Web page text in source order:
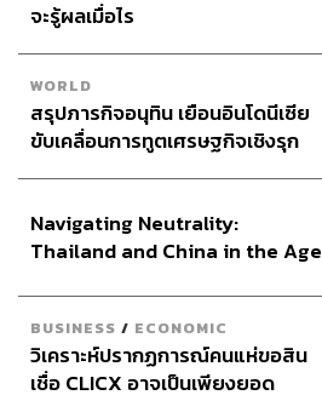
จะรู้ผลเมื่อไร
WORLD
สรุปภารกิจอนุทิน เยือนอินโดนีเซีย
ขับเคลื่อนการทูตเศรษฐกิจเชิงรุก
Navigating Neutrality:
Thailand and China in the Age
BUSINESS / ECONOMIC
วิเคราะห์ปรากฏการณ์คนแห่ขอสิน
เชื่อ CLICX อาจเป็นเพียงยอด